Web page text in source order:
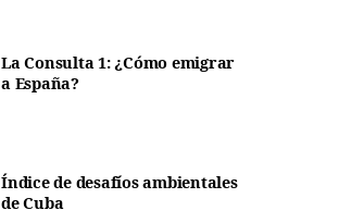
La Consulta 1: ¿Cómo emigrar
a España?
Índice de desafíos ambientales
de Cuba